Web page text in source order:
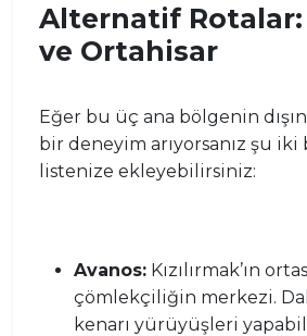
Alternatif Rotalar:
ve Ortahisar
Eğer bu üç ana bölgenin
bir deneyim arıyorsanız şu iki
listenize ekleyebilirsiniz:
Avanos: Kızılırmak’ın
çömlekçiliğin merkezi.
kenarı yürüyüşleri